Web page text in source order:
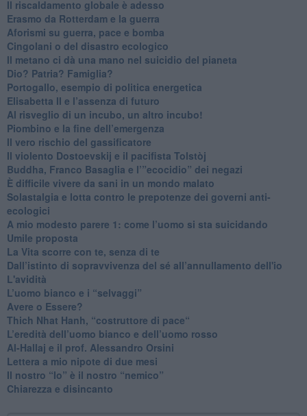
Il riscaldamento globale è adesso
​Erasmo da Rotterdam e la guerra
​Aforismi su guerra, pace e bomba
Cingolani o del disastro ecologico
​Il metano ci dà una mano nel suicidio del pianeta
​Dio? Patria? Famiglia?
Portogallo, esempio di politica energetica
​Elisabetta II e l’assenza di futuro
Al risveglio di un incubo, un altro incubo!
​Piombino e la fine dell’emergenza
​Il vero rischio del gassificatore
​Il violento Dostoevskij e il pacifista Tolstòj
​Buddha, Franco Basaglia e l’”ecocidio” dei negazi
​È difficile vivere da sani in un mondo malato
Solastalgia e lotta contro le prepotenze dei governi anti-
ecologici
​A mio modesto parere 1: come l’uomo si sta suicidando
​Umile proposta
​La Vita scorre con te, senza di te
​Dall’istinto di sopravvivenza del sé all’annullamento dell'io
L'avidità
​L’uomo bianco e i “selvaggi”
​Avere o Essere?
​Thich Nhat Hanh, “costruttore di pace“
​L’eredità dell’uomo bianco e dell’uomo rosso
Al-Hallaj e il prof. Alessandro Orsini
​Lettera a mio nipote di due mesi
​Il nostro “Io” è il nostro “nemico”
​Chiarezza e disincanto